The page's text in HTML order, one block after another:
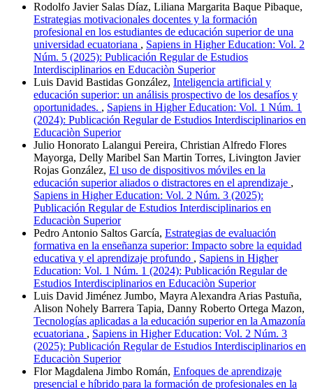
Rodolfo Javier Salas Díaz, Liliana Margarita Baque Pibaque,
Estrategias motivacionales docentes y la formación
profesional en los estudiantes de educación superior de una
universidad ecuatoriana , Sapiens in Higher Education: Vol. 2
Núm. 5 (2025): Publicación Regular de Estudios
Interdisciplinarios en Educaciòn Superior
Luis David Bastidas González, Inteligencia artificial y
educación superior: un análisis prospectivo de los desafíos y
oportunidades. , Sapiens in Higher Education: Vol. 1 Núm. 1
(2024): Publicación Regular de Estudios Interdisciplinarios en
Educaciòn Superior
Julio Honorato Lalangui Pereira, Christian Alfredo Flores
Mayorga, Delly Maribel San Martin Torres, Livington Javier
Rojas González, El uso de dispositivos móviles en la
educación superior aliados o distractores en el aprendizaje ,
Sapiens in Higher Education: Vol. 2 Núm. 3 (2025):
Publicación Regular de Estudios Interdisciplinarios en
Educaciòn Superior
Pedro Antonio Saltos García, Estrategias de evaluación
formativa en la enseñanza superior: Impacto sobre la equidad
educativa y el aprendizaje profundo , Sapiens in Higher
Education: Vol. 1 Núm. 1 (2024): Publicación Regular de
Estudios Interdisciplinarios en Educaciòn Superior
Luis David Jiménez Jumbo, Mayra Alexandra Arias Pastuña,
Alison Nohely Barrera Tapia, Danny Roberto Ortega Mazon,
Tecnologías aplicadas a la educación superior en la Amazonía
ecuatoriana , Sapiens in Higher Education: Vol. 2 Núm. 3
(2025): Publicación Regular de Estudios Interdisciplinarios en
Educaciòn Superior
Flor Magdalena Jimbo Román, Enfoques de aprendizaje
presencial e híbrido para la formación de profesionales en la